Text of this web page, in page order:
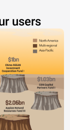
users